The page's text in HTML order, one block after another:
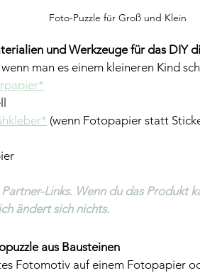
Foto-Puzzle für Groß und Klein
und Werkzeuge für das DIY
man es einem kleineren Kind
(wenn Fotopapier statt
Links. Wenn du das Produkt
ändert sich nichts.
aus Bausteinen
Fotomotiv auf einem Fotopapier